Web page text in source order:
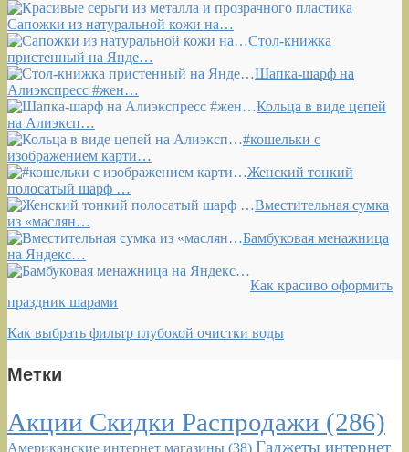
Сапожки из натуральной кожи на…
Стол-книжка
пристенный на Янде…
Шапка-шарф на
Алиэкспресс #жен…
Кольца в виде цепей
на Алиэксп…
#кошельки с
изображением карти…
Женский тонкий
полосатый шарф …
Вместительная сумка
из «маслян…
Бамбуковая менажница
на Яндекс…
Как красиво оформить
праздник шарами
Как выбрать фильтр глубокой очистки воды
Метки
Акции Скидки Распродажи (286)
Американские интернет магазины (38) Гаджеты интернет